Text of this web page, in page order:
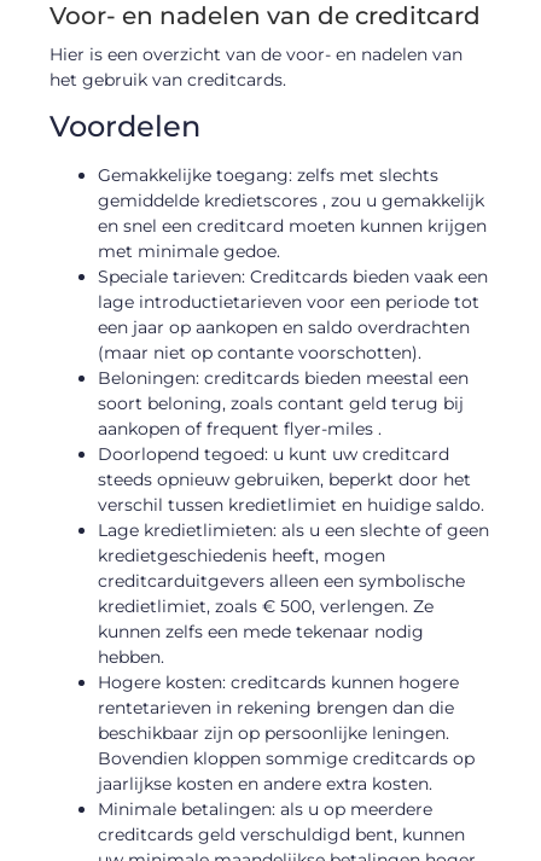
Voor- en nadelen van de creditcard
Hier is een overzicht van de voor- en nadelen van
het gebruik van creditcards.
Voordelen
Gemakkelijke toegang: zelfs met slechts
gemiddelde kredietscores , zou u gemakkelijk
en snel een creditcard moeten kunnen krijgen
met minimale gedoe.
Speciale tarieven: Creditcards bieden vaak een
lage introductietarieven voor een periode tot
een jaar op aankopen en saldo overdrachten
(maar niet op contante voorschotten).
Beloningen: creditcards bieden meestal een
soort beloning, zoals contant geld terug bij
aankopen of frequent flyer-miles .
Doorlopend tegoed: u kunt uw creditcard
steeds opnieuw gebruiken, beperkt door het
verschil tussen kredietlimiet en huidige saldo.
Lage kredietlimieten: als u een slechte of geen
kredietgeschiedenis heeft, mogen
creditcarduitgevers alleen een symbolische
kredietlimiet, zoals € 500, verlengen. Ze
kunnen zelfs een mede tekenaar nodig
hebben.
Hogere kosten: creditcards kunnen hogere
rentetarieven in rekening brengen dan die
beschikbaar zijn op persoonlijke leningen.
Bovendien kloppen sommige creditcards op
jaarlijkse kosten en andere extra kosten.
Minimale betalingen: als u op meerdere
creditcards geld verschuldigd bent, kunnen